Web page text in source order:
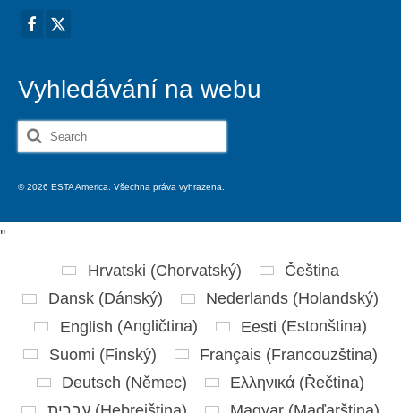
Vyhledávání na webu
Search
for:
© 2026 ESTA America. Všechna práva vyhrazena.
''
Hrvatski (Chorvatský)
Čeština
Dansk(Dánský) Nederlands(Holandský)
English (Angličtina) Eesti (Estonština)
Suomi (Finský) Français(Francouzština)
Deutsch (Němec) Ελληνικά (Řečtina)